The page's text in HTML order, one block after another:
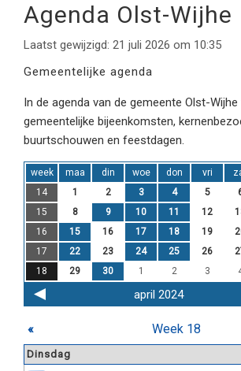
Agenda Olst-Wijhe
Laatst gewijzigd: 21 juli 2026 om 10:35
Gemeentelijke agenda
In de agenda van de gemeente Olst-Wijhe
gemeentelijke bijeenkomsten,
buurtschouwen en feestdagen.
week maa din woe don vri
14
1 2 3 4 5
15
8 9 10 11 12
16
15 16 17 18 19
17
22 23 24 25 26
18
29 30 1 2 3
april 2024
« Week 18
Dinsdag